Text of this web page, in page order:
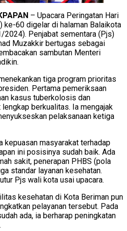
– Upacara Peringatan Hari
ke-60 digelar di halaman Balaikota
2024). Penjabat sementara (Pjs)
Muzakkir bertugas sebagai
sambutan Menteri
tiga program prioritas
Pertama pemeriksaan
kasus tuberkolosis dan
berkualitas. Ia mengajak
pelaksanaan ketiga
kepuasan masyarakat terhadap
ini posisinya sudah baik. Ada
sakit, penerapan PHBS (pola
standar layanan kesehatan.
Pjs wali kota usai upacara.
kesehatan di Kota Beriman pun
pelayanan tersebut. Pada
ada, ia berharap peningkatan